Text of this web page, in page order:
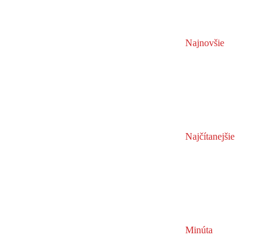
Najnovšie
Najčítanejšie
Minúta